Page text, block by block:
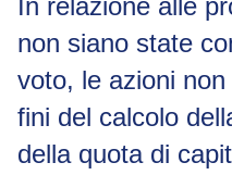
In relazione alle
non siano state
voto, le azioni
fini del calcolo
della quota di